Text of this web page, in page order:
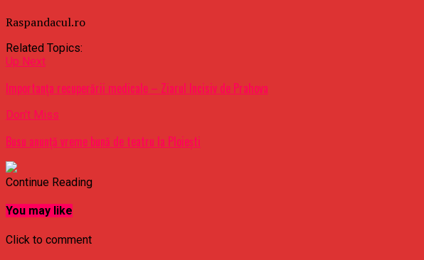
Raspandacul.ro
Related Topics:
Up Next
Importanța recuperării medicale – Ziarul Incisiv de Prahova
Don't Miss
Busu anunță vreme bună de teatru la Ploiești
Continue Reading
You may like
Click to comment